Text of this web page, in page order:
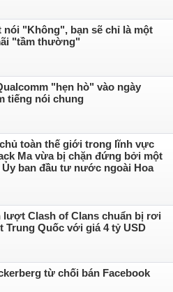
nói "Không", bạn sẽ chỉ là một
"tầm thường"
"hẹn hò" vào ngày
tiếng nói chung
toàn thế giới trong lĩnh vực
Ma vừa bị chặn đứng bởi một
ban đầu tư nước ngoài Hoa
lượt Clash of Clans chuẩn bị rơi
Trung Quốc với giá 4 tỷ USD
từ chối bán Facebook